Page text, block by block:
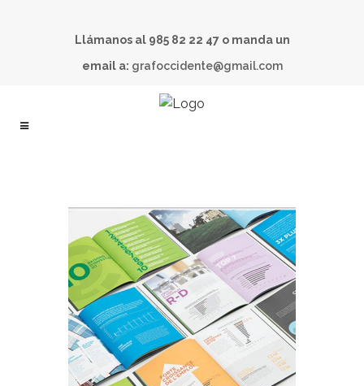
Llámanos al 985 82 22 47 o manda un
email a: grafoccidente@gmail.com